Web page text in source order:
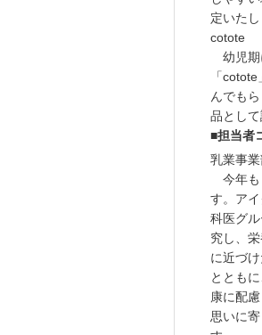
定いたし
cotote
幼児期
「
んでも
品として
■担当者
乳業事
今年も
す。ア
科医グ
究し、
に近づ
ととも
康に配
思いに